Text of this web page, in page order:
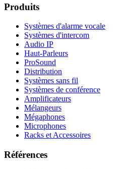
Produits
Systèmes d'alarme vocale
Systèmes d'intercom
Audio IP
Haut-Parleurs
ProSound
Distribution
Systèmes sans fil
Systèmes de conférence
Amplificateurs
Mélangeurs
Mégaphones
Microphones
Racks et Accessoires
Références